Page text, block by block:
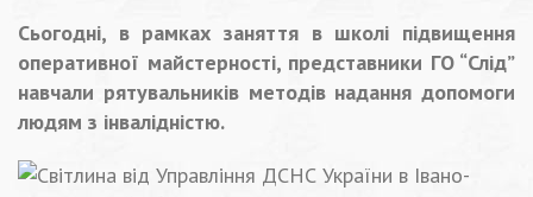
Сьогодні, в рамках заняття в школі підвищення
оперативної майстерності, представники ГО “Слід”
навчали рятувальників методів надання допомоги
людям з інвалідністю.